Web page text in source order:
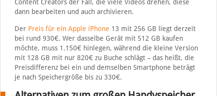
Content Creators der Fall, die viele Videos drehen, diese
dann bearbeiten und auch archivieren.
Der Preis für ein Apple iPhone 13 mit 256 GB liegt derzeit
bei rund 930€. Wer dasselbe Gerät mit 512 GB kaufen
möchte, muss 1.150€ hinlegen, während die kleine Version
mit 128 GB mit nur 820€ zu Buche schlägt – das heißt, die
Preisdifferenz bei ein und demselben Smartphone beträgt
je nach Speichergröße bis zu 330€.